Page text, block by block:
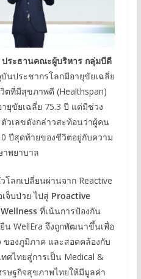
ระธานคณะผู้บริหาร กลุ่มบีดี
นประชากรโลกมีอายุขัยเฉลี่ย
ตที่มีสุขภาพดี (Healthspan)
ยุขัยเฉลี่ย 75.3 ปี แต่มีช่วง
วเลขดังกล่าวสะท้อนว่าผู้คน
ปีสุดท้ายของชีวิตอยู่กับความ
าพยาบาล
ลกเปลี่ยนผ่านจาก Reactive
จ็บป่วย ไปสู่ Proactive
ที่เน้นการป้องกัน
น WellEra จึงถูกพัฒนาขึ้นเพื่อ
ของภูมิภาค และสอดคล้องกับ
ศไทยสู่การเป็น Medical &
รษฐกิจสุขภาพไทยให้มีมูลค่า